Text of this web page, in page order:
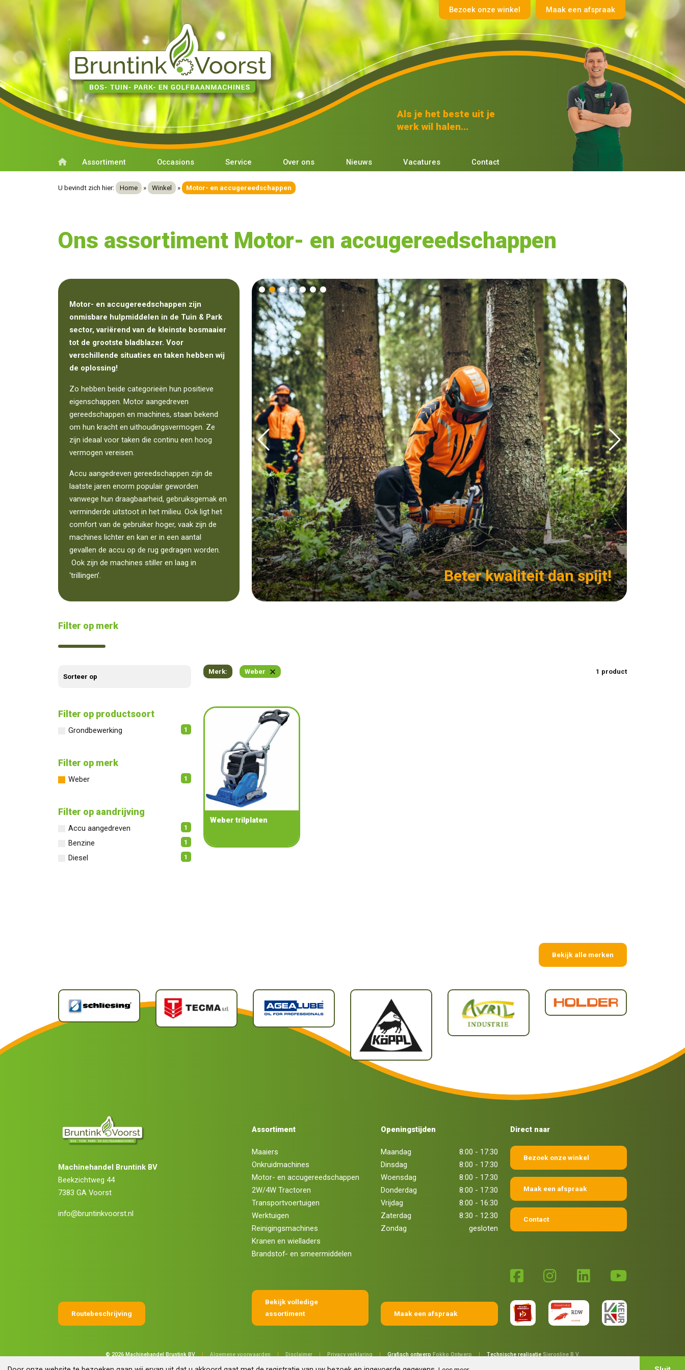
Bezoek onze winkel Maak een afspraak
Als je het beste uit je
werk wil halen...
Assortiment Occasions Service Over ons Nieuws Vacatures Contact
U bevindt zich hier: Home » Winkel » Motor- en accugereedschappen
Ons assortiment Motor- en accugereedschappen
Motor- en accugereedschappen zijn
onmisbare hulpmiddelen in de Tuin & Park
sector, variërend van de kleinste bosmaaier
tot de grootste bladblazer. Voor
verschillende situaties en taken hebben wij
de oplossing!
Zo hebben beide categorieën hun positieve
eigenschappen. Motor aangedreven
gereedschappen en machines, staan bekend
om hun kracht en uithoudingsvermogen. Ze
zijn ideaal voor taken die continu een hoog
vermogen vereisen.
Accu aangedreven gereedschappen zijn de
laatste jaren enorm populair geworden
vanwege hun draagbaarheid, gebruiksgemak en
verminderde uitstoot in het milieu. Ook ligt het
comfort van de gebruiker hoger, vaak zijn de
machines lichter en kan er in een aantal
gevallen de accu op de rug gedragen worden.
Ook zijn de machines stiller en laag in
‘trillingen’.
Beter kwaliteit dan spijt!
Filter op merk
Filter op productsoort
Grondbewerking 1
Filter op merk
Weber 1
Filter op aandrijving
Accu aangedreven 1
Benzine 1
Diesel 1
Merk: Weber 1 product
Weber trilplaten
Bekijk alle merken
Machinehandel Bruntink BV
Beekzichtweg 44
7383 GA Voorst
info@bruntinkvoorst.nl
Routebeschrijving
Assortiment
Maaiers
Onkruidmachines
Motor- en accugereedschappen
2W/4W Tractoren
Transportvoertuigen
Werktuigen
Reinigingsmachines
Kranen en wielladers
Brandstof- en smeermiddelen
Bekijk volledige
assortiment
Openingstijden
Maandag
8:00 - 17:30
Dinsdag
8:00 - 17:30
Woensdag
8:00 - 17:30
Donderdag
8:00 - 17:30
Vrijdag
8:00 - 16:30
Zaterdag
8:30 - 12:30
Zondag
gesloten
Maak een afspraak
Direct naar
Bezoek onze winkel
Maak een afspraak
Contact
© 2026 Machinehandel Bruntink BV | Algemene voorwaarden | Disclaimer | Privacy verklaring | Grafisch ontwerp Fokko Ontwerp | Technische realisatie Sieronline B.V.